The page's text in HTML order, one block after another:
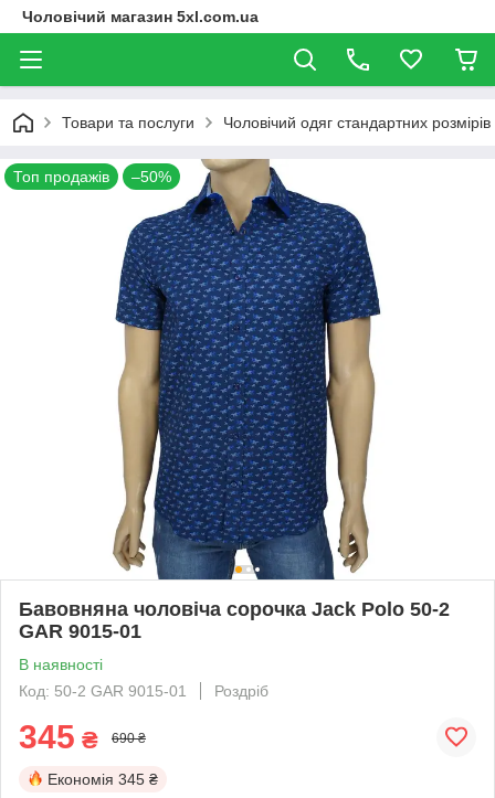
Чоловічий магазин 5xl.com.ua
Товари та послуги Чоловічий одяг стандартних розмірів
Топ продажів –50%
Бавовняна чоловіча сорочка Jack Polo 50-2
GAR 9015-01
В наявності
Код: 50-2 GAR 9015-01
Роздріб
345 ₴ 690 ₴
Економія 345 ₴